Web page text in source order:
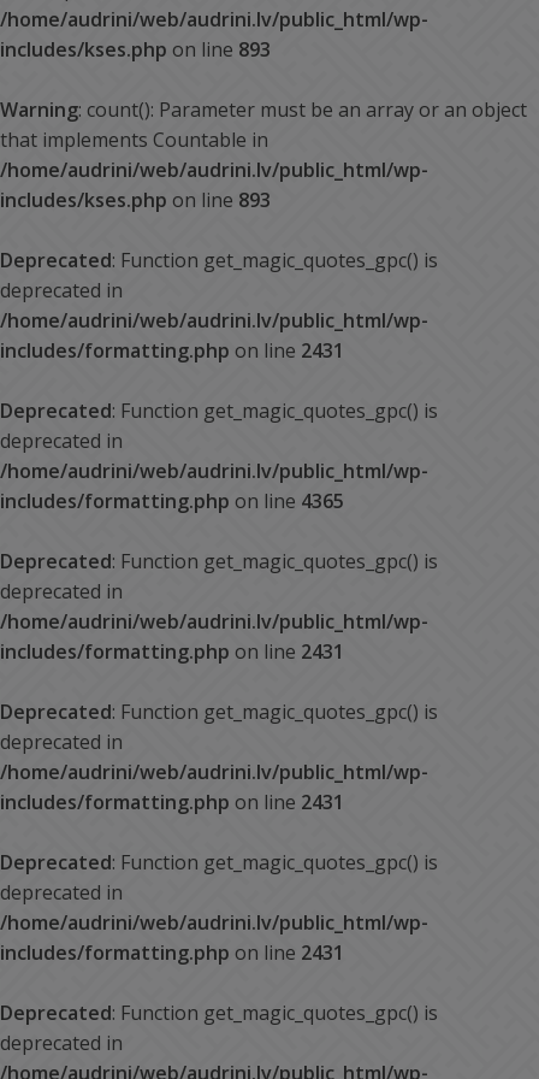
/home/audrini/web/audrini.lv/public_html/wp-
includes/kses.php on line 893
Warning: count(): Parameter must be an array or an object
that implements Countable in
/home/audrini/web/audrini.lv/public_html/wp-
includes/kses.php on line 893
Deprecated: Function get_magic_quotes_gpc() is
deprecated in
/home/audrini/web/audrini.lv/public_html/wp-
includes/formatting.php on line 2431
Deprecated: Function get_magic_quotes_gpc() is
deprecated in
/home/audrini/web/audrini.lv/public_html/wp-
includes/formatting.php on line 4365
Deprecated: Function get_magic_quotes_gpc() is
deprecated in
/home/audrini/web/audrini.lv/public_html/wp-
includes/formatting.php on line 2431
Deprecated: Function get_magic_quotes_gpc() is
deprecated in
/home/audrini/web/audrini.lv/public_html/wp-
includes/formatting.php on line 2431
Deprecated: Function get_magic_quotes_gpc() is
deprecated in
/home/audrini/web/audrini.lv/public_html/wp-
includes/formatting.php on line 2431
Deprecated: Function get_magic_quotes_gpc() is
deprecated in
/home/audrini/web/audrini.lv/public_html/wp-